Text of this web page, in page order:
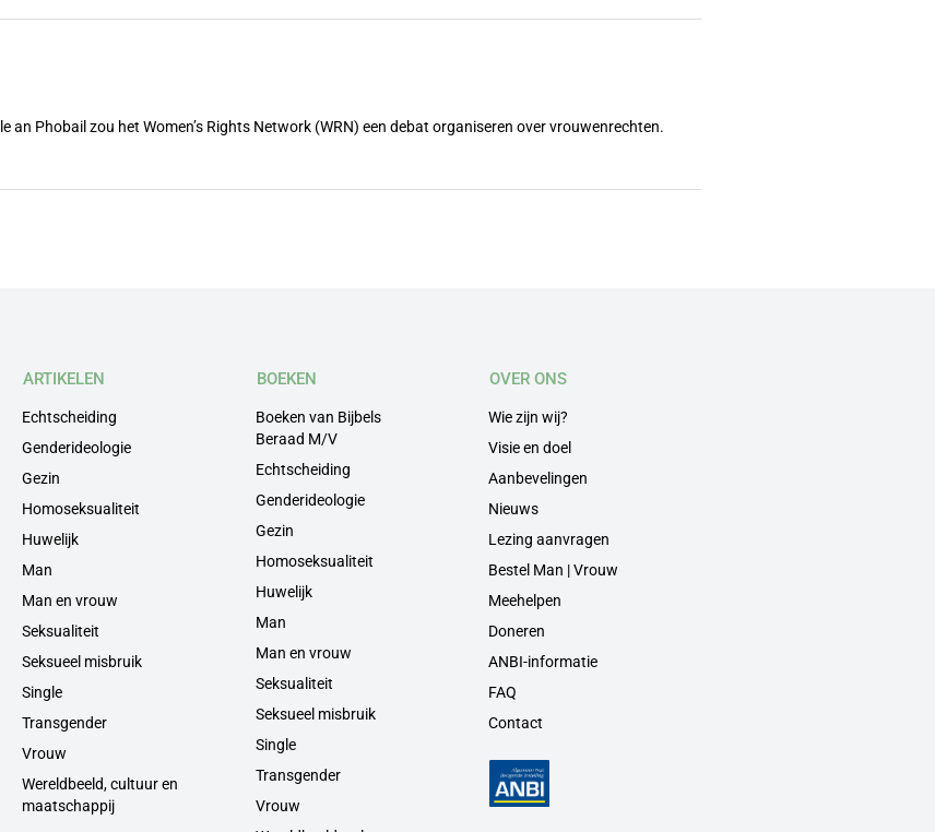
Phobail zou het Women’s Rights Network (WRN) een debat organiseren over vrouwenrechten.
ARTIKELEN
Echtscheiding
Genderideologie
Gezin
Homoseksualiteit
Huwelijk
Man
Man en vrouw
Seksualiteit
Seksueel misbruik
Single
Transgender
Vrouw
Wereldbeeld, cultuur en
maatschappij
BOEKEN
Boeken van Bijbels
Beraad M/V
Echtscheiding
Genderideologie
Gezin
Homoseksualiteit
Huwelijk
Man
Man en vrouw
Seksualiteit
Seksueel misbruik
Single
Transgender
Vrouw
OVER ONS
Wie zijn wij?
Visie en doel
Aanbevelingen
Nieuws
Lezing aanvragen
Bestel Man | Vrouw
Meehelpen
Doneren
ANBI-informatie
FAQ
Contact